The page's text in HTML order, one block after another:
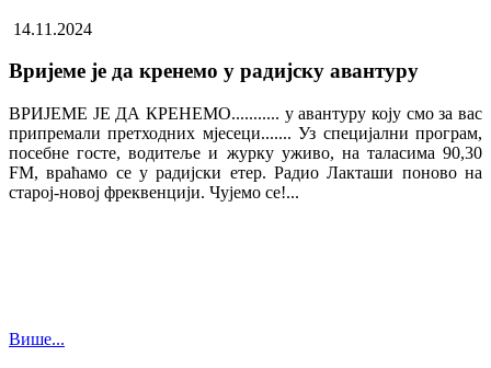
14.11.2024
Вријеме је да кренемо у радијску авантуру
ВРИЈЕМЕ ЈЕ ДА КРЕНЕМО........... у авантуру коју смо за вас
припремали претходних мјесеци....... Уз специјални програм,
посебне госте, водитеље и журку уживо, на таласима 90,30
FM, враћамо се у радијски етер. Радио Лакташи поново на
старој-новој фреквенцији. Чујемо се!...
Више...